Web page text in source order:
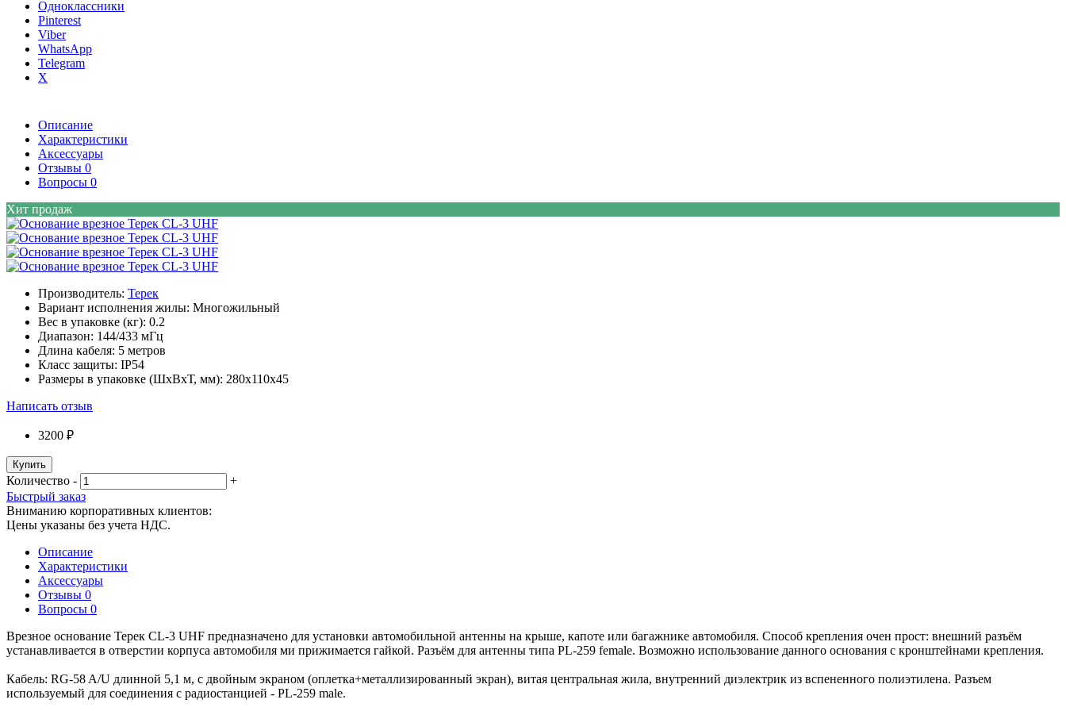
Одноклассники
Pinterest
Viber
WhatsApp
Telegram
X
Описание
Характеристики
Аксессуары
Отзывы 0
Вопросы 0
Хит продаж
Производитель: Терек
Вариант исполнения жилы: Многожильный
Вес в упаковке (кг): 0.2
Диапазон: 144/433 мГц
Длина кабеля: 5 метров
Класс защиты: IP54
Размеры в упаковке (ШxВxТ, мм): 280x110x45
Написать отзыв
3200 ₽
Купить
Количество -
+
Быстрый заказ
Вниманию корпоративных клиентов:
Цены указаны без учета НДС.
Описание
Характеристики
Аксессуары
Отзывы 0
Вопросы 0
Врезное основание Терек CL-3 UHF предназначено для установки автомобильной антенны на крыше, капоте или багажнике автомобиля. Способ крепления очен прост: внешний разъём
устанавливается в отверстии корпуса автомобиля ми прижимается гайкой. Разъём для антенны типа PL-259 female. Возможно использование данного основания с кронштейнами крепления.
Кабель: RG-58 A/U длинной 5,1 м, с двойным экраном (оплетка+металлизированный экран), витая центральная жила, внутренний диэлектрик из вспененного полиэтилена. Разъем
используемый для соединения с радиостанцией - PL-259 male.